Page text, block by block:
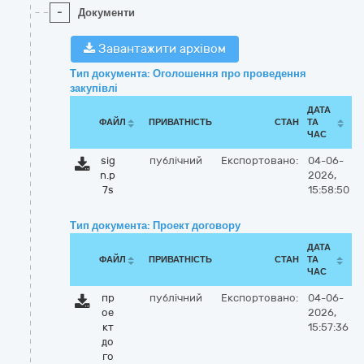
- Документи
Завантажити архівом
Тип документа: Оголошення про проведення
закупівлі
ФАЙЛ ПРИВАТНІСТЬ СТАН
ДАТА
ТА
ЧАС
sig
n.p
7s
публічний Експортовано:
04-06-
2026,
15:58:50
Тип документа: Проект договору
ФАЙЛ ПРИВАТНІСТЬ СТАН
ДАТА
ТА
ЧАС
пр
ое
кт
до
го
публічний Експортовано:
04-06-
2026,
15:57:36